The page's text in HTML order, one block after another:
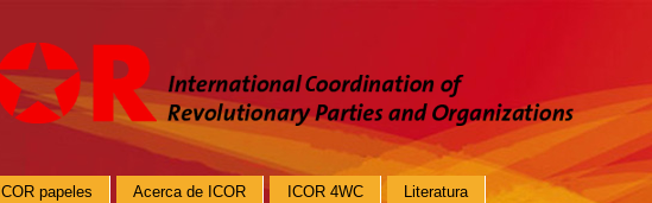
ICOR papeles Acerca de ICOR ICOR 4WC Literatura